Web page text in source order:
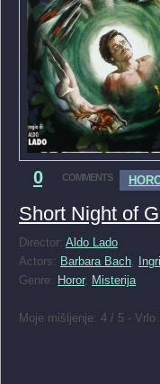
0 COMMENTS
Short Night of
Director: Aldo Lado
Actors: Barbara Bach,
Genre: Horor, Misterija
Moje mišljenje: 4 / 5 - Vrlo